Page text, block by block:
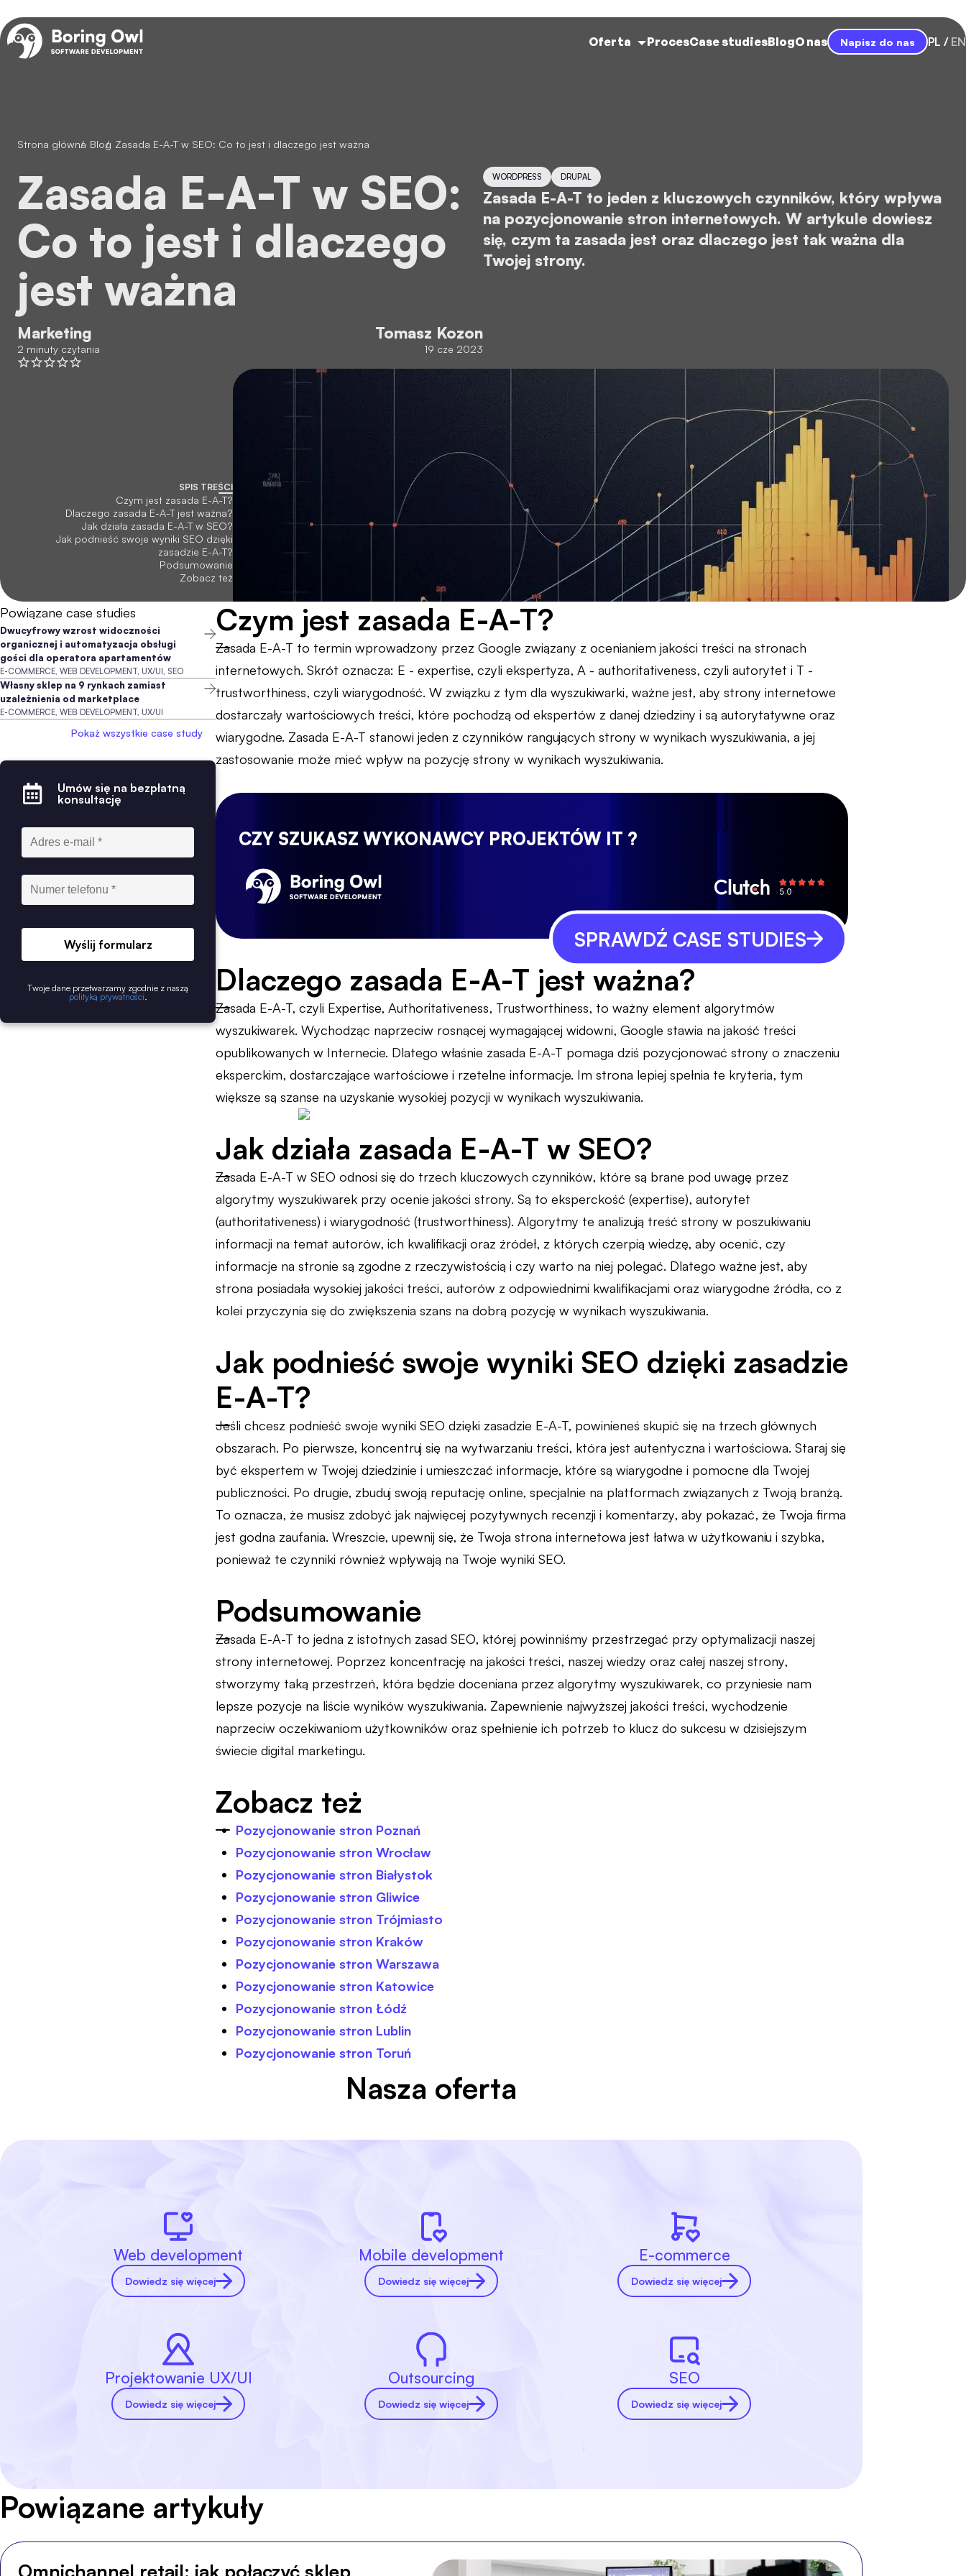
Oferta ProcesCase studiesBlogO nas Napisz do nas PL EN
Strona główna
/ Blog
/ Zasada E-A-T w SEO: Co to jest i dlaczego jest ważna
Zasada E-A-T w SEO:
Co to jest i dlaczego
jest ważna
Marketing
2 minuty czytania
Tomasz Kozon
19 cze 2023
WORDPRESS DRUPAL
Zasada E-A-T to jeden z kluczowych czynników, który wpływa
na pozycjonowanie stron internetowych. W artykule dowiesz
się, czym ta zasada jest oraz dlaczego jest tak ważna dla
Twojej strony.
SPIS TREŚCI
Czym jest zasada E-A-T?
Dlaczego zasada E-A-T jest ważna?
Jak działa zasada E-A-T w SEO?
Jak podnieść swoje wyniki SEO dzięki
zasadzie E-A-T?
Podsumowanie
Zobacz też
Powiązane case studies
Dwucyfrowy wzrost widoczności
organicznej i automatyzacja obsługi
gości dla operatora apartamentów
E-COMMERCE, WEB DEVELOPMENT, UX/UI, SEO
Własny sklep na 9 rynkach zamiast
uzależnienia od marketplace
E-COMMERCE, WEB DEVELOPMENT, UX/UI
Pokaż wszystkie case study
Umów się na bezpłatną
konsultację
Wyślij formularz
Twoje dane przetwarzamy zgodnie z naszą
polityką prywatności
Czym jest zasada E-A-T?
Zasada E-A-T to termin wprowadzony przez Google związany z ocenianiem jakości treści na stronach
internetowych. Skrót oznacza: E - expertise, czyli ekspertyza, A - authoritativeness, czyli autorytet i T -
trustworthiness, czyli wiarygodność. W związku z tym dla wyszukiwarki, ważne jest, aby strony internetowe
dostarczały wartościowych treści, które pochodzą od ekspertów z danej dziedziny i są autorytatywne oraz
wiarygodne. Zasada E-A-T stanowi jeden z czynników rangujących strony w wynikach wyszukiwania, a jej
zastosowanie może mieć wpływ na pozycję strony w wynikach wyszukiwania.
CZY SZUKASZ WYKONAWCY PROJEKTÓW IT ?
SPRAWDŹ CASE STUDIES
Dlaczego zasada E-A-T jest ważna?
Zasada E-A-T, czyli Expertise, Authoritativeness, Trustworthiness, to ważny element algorytmów
wyszukiwarek. Wychodząc naprzeciw rosnącej wymagającej widowni, Google stawia na jakość treści
opublikowanych w Internecie. Dlatego właśnie zasada E-A-T pomaga dziś pozycjonować strony o znaczeniu
eksperckim, dostarczające wartościowe i rzetelne informacje. Im strona lepiej spełnia te kryteria, tym
większe są szanse na uzyskanie wysokiej pozycji w wynikach wyszukiwania.
Jak działa zasada E-A-T w SEO?
Zasada E-A-T w SEO odnosi się do trzech kluczowych czynników, które są brane pod uwagę przez
algorytmy wyszukiwarek przy ocenie jakości strony. Są to eksperckość (expertise), autorytet
(authoritativeness) i wiarygodność (trustworthiness). Algorytmy te analizują treść strony w poszukiwaniu
informacji na temat autorów, ich kwalifikacji oraz źródeł, z których czerpią wiedzę, aby ocenić, czy
informacje na stronie są zgodne z rzeczywistością i czy warto na niej polegać. Dlatego ważne jest, aby
strona posiadała wysokiej jakości treści, autorów z odpowiednimi kwalifikacjami oraz wiarygodne źródła, co z
kolei przyczynia się do zwiększenia szans na dobrą pozycję w wynikach wyszukiwania.
Jak podnieść swoje wyniki SEO dzięki zasadzie
E-A-T?
Jeśli chcesz podnieść swoje wyniki SEO dzięki zasadzie E-A-T, powinieneś skupić się na trzech głównych
obszarach. Po pierwsze, koncentruj się na wytwarzaniu treści, która jest autentyczna i wartościowa. Staraj się
być ekspertem w Twojej dziedzinie i umieszczać informacje, które są wiarygodne i pomocne dla Twojej
publiczności. Po drugie, zbuduj swoją reputację online, specjalnie na platformach związanych z Twoją branżą.
To oznacza, że musisz zdobyć jak najwięcej pozytywnych recenzji i komentarzy, aby pokazać, że Twoja firma
jest godna zaufania. Wreszcie, upewnij się, że Twoja strona internetowa jest łatwa w użytkowaniu i szybka,
ponieważ te czynniki również wpływają na Twoje wyniki SEO.
Podsumowanie
Zasada E-A-T to jedna z istotnych zasad SEO, której powinniśmy przestrzegać przy optymalizacji naszej
strony internetowej. Poprzez koncentrację na jakości treści, naszej wiedzy oraz całej naszej strony,
stworzymy taką przestrzeń, która będzie doceniana przez algorytmy wyszukiwarek, co przyniesie nam
lepsze pozycje na liście wyników wyszukiwania. Zapewnienie najwyższej jakości treści, wychodzenie
naprzeciw oczekiwaniom użytkowników oraz spełnienie ich potrzeb to klucz do sukcesu w dzisiejszym
świecie digital marketingu.
Zobacz też
Pozycjonowanie stron Poznań
Pozycjonowanie stron Wrocław
Pozycjonowanie stron Białystok
Pozycjonowanie stron Gliwice
Pozycjonowanie stron Trójmiasto
Pozycjonowanie stron Kraków
Pozycjonowanie stron Warszawa
Pozycjonowanie stron Katowice
Pozycjonowanie stron Łódź
Pozycjonowanie stron Lublin
Pozycjonowanie stron Toruń
Nasza oferta
Web development
Dowiedz się więcej
Mobile development
Dowiedz się więcej
E-commerce
Dowiedz się więcej
Projektowanie UX/UI
Dowiedz się więcej
Outsourcing
Dowiedz się więcej
SEO
Dowiedz się więcej
Powiązane artykuły
Omnichannel retail: jak połączyć sklep